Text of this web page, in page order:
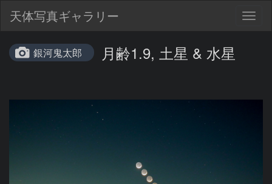
天体写真ギャラリー
銀河鬼太郎 月齢1.9, 土星 & 水星